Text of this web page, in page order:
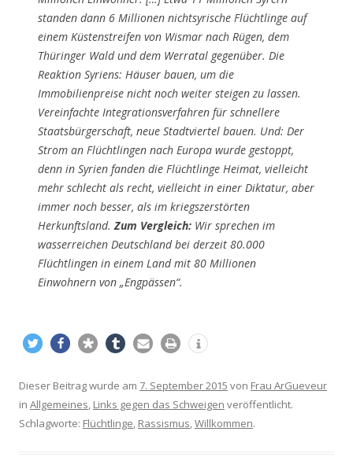
standen dann 6 Millionen nichtsyrische Flüchtlinge auf
einem Küstenstreifen von Wismar nach Rügen, dem
Thüringer Wald und dem Werratal gegenüber. Die
Reaktion Syriens: Häuser bauen, um die
Immobilienpreise nicht noch weiter steigen zu lassen.
Vereinfachte Integrationsverfahren für schnellere
Staatsbürgerschaft, neue Stadtviertel bauen. Und: Der
Strom an Flüchtlingen nach Europa wurde gestoppt,
denn in Syrien fanden die Flüchtlinge Heimat, vielleicht
mehr schlecht als recht, vielleicht in einer Diktatur, aber
immer noch besser, als im kriegszerstörten
Herkunftsland.Zum Vergleich: Wir sprechen im
wasserreichen Deutschland bei derzeit 80.000
Flüchtlingen in einem Land mit 80 Millionen
Einwohnern von „Engpässen“.
Dieser Beitrag wurde am 7. September 2015 von Frau ArGueveur
in Allgemeines, Links gegen das Schweigen veröffentlicht.
Schlagworte: Flüchtlinge, Rassismus,Willkommen.